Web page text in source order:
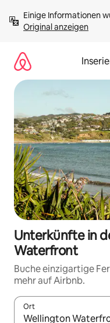
Inhalten
springenOriginal anzeigen
Unterkünfte in
Waterfront
Buche einzigartige
mehr auf Airbnb.
Ort
Wenn Ergebnisse